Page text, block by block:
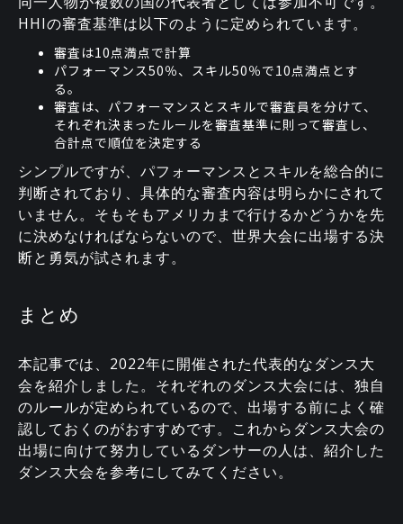
HHIの審査基準は以下のように定められています。
審査は10点満点で計算
パフォーマンス50％、スキル50％で10点満点とす
る。
審査は、パフォーマンスとスキルで審査員を分けて、
それぞれ決まったルールを審査基準に則って審査し、
合計点で順位を決定する
シンプルですが、パフォーマンスとスキルを総合的に
判断されており、具体的な審査内容は明らかにされて
いません。そもそもアメリカまで行けるかどうかを先
に決めなければならないので、世界大会に出場する決
断と勇気が試されます。
まとめ
本記事では、2022年に開催された代表的なダンス大
会を紹介しました。それぞれのダンス大会には、独自
のルールが定められているので、出場する前によく確
認しておくのがおすすめです。これからダンス大会の
出場に向けて努力しているダンサーの人は、紹介した
ダンス大会を参考にしてみてください。